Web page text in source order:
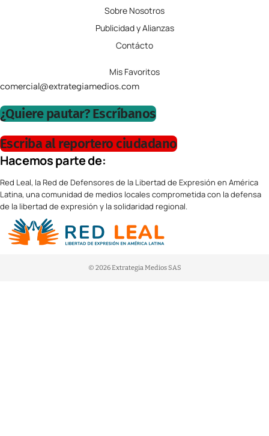
Sobre Nosotros
Publicidad y Alianzas
Contácto
Mis Favoritos
comercial@extrategiamedios.com
¿Quiere pautar? Escríbanos
Escriba al reportero ciudadano
Hacemos parte de:
Red Leal, la Red de Defensores de la Libertad de Expresión en América
Latina, una comunidad de medios locales comprometida con la defensa
de la libertad de expresión y la solidaridad regional.
© 2026 Extrategia Medios SAS